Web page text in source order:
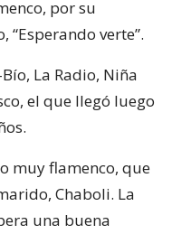
por su
verte”.
La Radio, Niña
el que llegó luego
muy flamenco, que
Chaboli. La
una buena